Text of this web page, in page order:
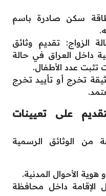
سكن صادرة باسم
الزواج: تقديم وثائق
داخل العراق في حالة
تثبت عدد الأطفال.
تخرج أو تأييد تخرج
على تعيينات
من الوثائق الرسمية
هوية الأحوال المدنية.
الإقامة داخل محافظة